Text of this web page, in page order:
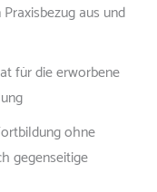
aus und
für die erworbene
ohne
gegenseitige